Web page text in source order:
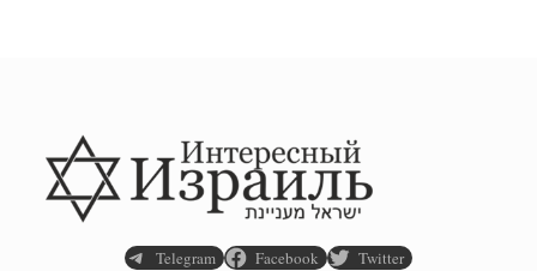
Telegram Facebook Twitter